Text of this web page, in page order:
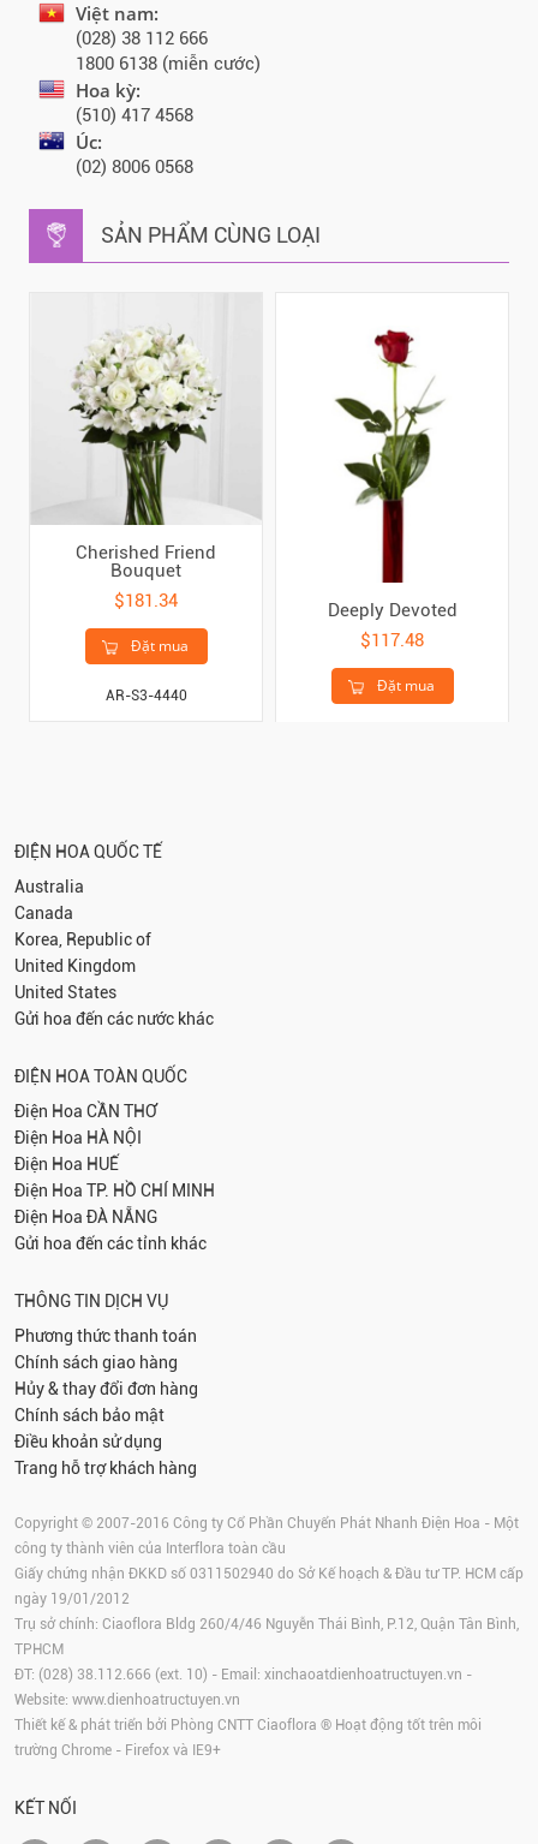
Việt nam:
(028) 38 112 666
1800 6138 (miễn cước)
Hoa kỳ:
(510) 417 4568
Úc:
(02) 8006 0568
SẢN PHẨM CÙNG LOẠI
Cherished Friend
Bouquet
$181.34
Đặt mua
AR-S3-4440
Deeply Devoted
$117.48
Đặt mua
ĐIỆN HOA QUỐC TẾ
Australia
Canada
Korea, Republic of
United Kingdom
United States
Gửi hoa đến các nước khác
ĐIỆN HOA TOÀN QUỐC
Điện Hoa CẦN THƠ
Điện Hoa HÀ NỘI
Điện Hoa HUẾ
Điện Hoa TP. HỒ CHÍ MINH
Điện Hoa ĐÀ NẴNG
Gửi hoa đến các tỉnh khác
THÔNG TIN DỊCH VỤ
Phương thức thanh toán
Chính sách giao hàng
Hủy & thay đổi đơn hàng
Chính sách bảo mật
Điều khoản sử dụng
Trang hỗ trợ khách hàng
Copyright © 2007-2016 Công ty Cổ Phần Chuyển Phát Nhanh Điện Hoa - Một
công ty thành viên của Interflora toàn cầu
Giấy chứng nhận ĐKKD số 0311502940 do Sở Kế hoạch & Đầu tư TP. HCM cấp
ngày 19/01/2012
Trụ sở chính: Ciaoflora Bldg 260/4/46 Nguyễn Thái Bình, P.12, Quận Tân Bình,
TPHCM
ĐT: (028) 38.112.666 (ext. 10) - Email: xinchaoatdienhoatructuyen.vn -
Website: www.dienhoatructuyen.vn
Thiết kế & phát triển bởi Phòng CNTT Ciaoflora ® Hoạt động tốt trên môi
trường Chrome - Firefox và IE9+
KẾT NỐI